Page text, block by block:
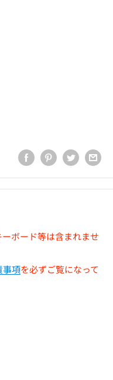
ボード等は含まれませ
事項を必ずご覧になって